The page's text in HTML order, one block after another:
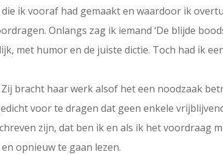
ik vooraf had gemaakt en waardoor ik
Onlangs zag ik iemand ‘De blijde
met humor en de juiste dictie. Toch had ik
bracht haar werk alsof het een noodzaak
voor te dragen dat geen enkele
zijn, dat ben ik en als ik het voordraag
opnieuw te gaan lezen.